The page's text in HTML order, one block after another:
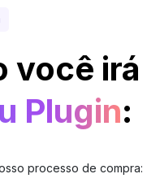
você
Plugin:
processo de compra: